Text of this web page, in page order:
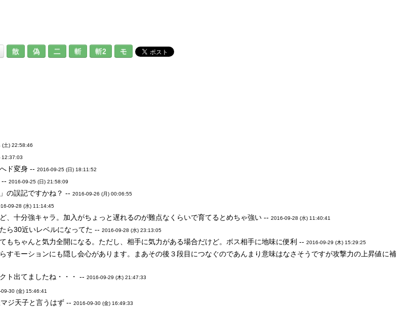
散 偽 二 斬 斬2 モ
(土) 22:58:46
12:37:03
ド変身 --2016-09-25 (日) 18:11:52
--2016-09-25 (日) 21:58:09
の誤記ですかね？ --2016-09-26 (月) 00:06:55
09-28 (水) 11:14:45
、十分強キャラ。加入がちょっと遅れるのが難点なくらいで育てるとめちゃ強い --2016-09-28 (水) 11:40:41
ら30近いレベルになってた --2016-09-28 (水) 23:13:05
もちゃんと気力全開になる。ただし、相手に気力がある場合だけど。ボス相手に地味に便利 --2016-09-29 (木) 15:29:25
すモーションにも隠し会心があります。まあその後３段目につなぐのであんまり意味はなさそうですが攻撃力の上昇値に補
ト出てましたね・・・ --2016-09-29 (木) 21:47:33
30 (金) 15:46:41
ジ天子と言うはず --2016-09-30 (金) 16:49:33